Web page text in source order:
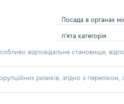
Посада в органах
п'ята категорія
відповідальне становище,
ризиків, згідно з